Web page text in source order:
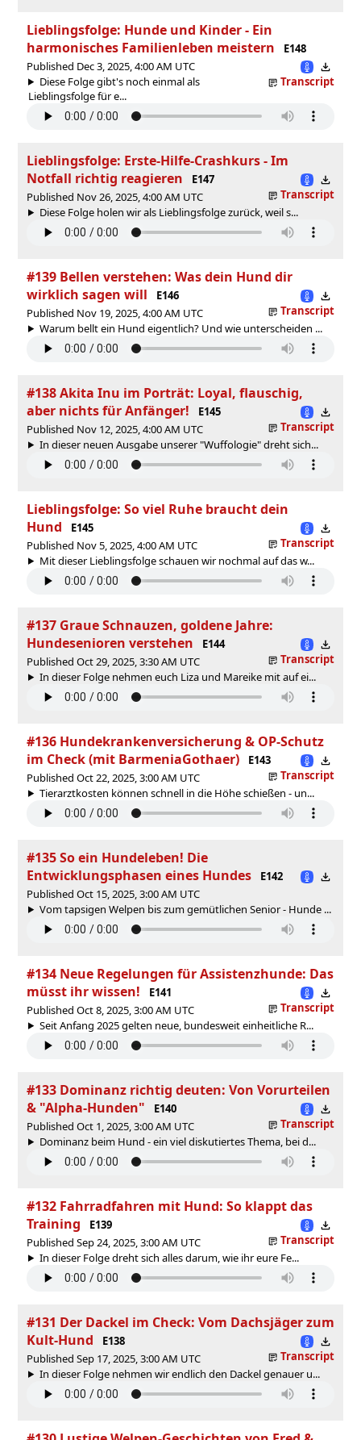
Lieblingsfolge: Hunde und Kinder - Ein
harmonisches Familienleben meistern
E148
Published Dec 3, 2025, 4:00 AM UTC
Transcript
Diese Folge gibt's noch einmal als
Lieblingsfolge für e...
Lieblingsfolge: Erste-Hilfe-Crashkurs - Im
Notfall richtig reagieren
E147
Published Nov 26, 2025, 4:00 AM UTC
Transcript
Diese Folge holen wir als Lieblingsfolge zurück, weil s...
#139 Bellen verstehen: Was dein Hund dir
wirklich sagen will
E146
Published Nov 19, 2025, 4:00 AM UTC
Transcript
Warum bellt ein Hund eigentlich? Und wie unterscheiden ...
#138 Akita Inu im Porträt: Loyal, flauschig,
aber nichts für Anfänger!
E145
Published Nov 12, 2025, 4:00 AM UTC
Transcript
In dieser neuen Ausgabe unserer "Wuffologie" dreht sich...
Lieblingsfolge: So viel Ruhe braucht dein
Hund
E145
Published Nov 5, 2025, 4:00 AM UTC
Transcript
Mit dieser Lieblingsfolge schauen wir nochmal auf das w...
#137 Graue Schnauzen, goldene Jahre:
Hundesenioren verstehen
E144
Published Oct 29, 2025, 3:30 AM UTC
Transcript
In dieser Folge nehmen euch Liza und Mareike mit auf ei...
#136 Hundekrankenversicherung & OP-Schutz
im Check (mit BarmeniaGothaer)
E143
Published Oct 22, 2025, 3:00 AM UTC
Transcript
Tierarztkosten können schnell in die Höhe schießen - un...
#135 So ein Hundeleben! Die
Entwicklungsphasen eines Hundes
E142
Published Oct 15, 2025, 3:00 AM UTC
Vom tapsigen Welpen bis zum gemütlichen Senior - Hunde ...
#134 Neue Regelungen für Assistenzhunde: Das
müsst ihr wissen!
E141
Published Oct 8, 2025, 3:00 AM UTC
Transcript
Seit Anfang 2025 gelten neue, bundesweit einheitliche R...
#133 Dominanz richtig deuten: Von Vorurteilen
& "Alpha-Hunden"
E140
Published Oct 1, 2025, 3:00 AM UTC
Transcript
Dominanz beim Hund - ein viel diskutiertes Thema, bei d...
#132 Fahrradfahren mit Hund: So klappt das
Training
E139
Published Sep 24, 2025, 3:00 AM UTC
Transcript
In dieser Folge dreht sich alles darum, wie ihr eure Fe...
#131 Der Dackel im Check: Vom Dachsjäger zum
Kult-Hund
E138
Published Sep 17, 2025, 3:00 AM UTC
Transcript
In dieser Folge nehmen wir endlich den Dackel genauer u...